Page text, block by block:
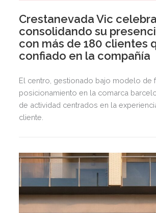
Crestanevada Vic
consolidando su
con más de 180 clientes
confiado en la compañía
El centro, gestionado bajo modelo de
posicionamiento en la comarca
de actividad centrados en la
cliente.